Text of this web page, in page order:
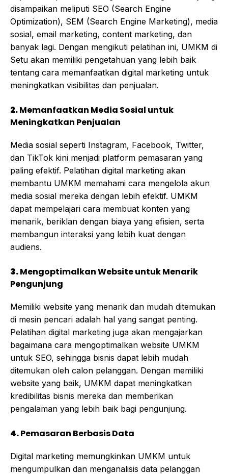
disampaikan meliputi SEO (Search Engine
Optimization), SEM (Search Engine Marketing), media
sosial, email marketing, content marketing, dan
banyak lagi. Dengan mengikuti pelatihan ini, UMKM di
Setu akan memiliki pengetahuan yang lebih baik
tentang cara memanfaatkan digital marketing untuk
meningkatkan visibilitas dan penjualan.
2.Memanfaatkan Media Sosial untuk
Meningkatkan Penjualan
Media sosial seperti Instagram, Facebook, Twitter,
dan TikTok kini menjadi platform pemasaran yang
paling efektif. Pelatihan digital marketing akan
membantu UMKM memahami cara mengelola akun
media sosial mereka dengan lebih efektif. UMKM
dapat mempelajari cara membuat konten yang
menarik, beriklan dengan biaya yang efisien, serta
membangun interaksi yang lebih kuat dengan
audiens.
3.Mengoptimalkan Website untuk Menarik
Pengunjung
Memiliki website yang menarik dan mudah ditemukan
di mesin pencari adalah hal yang sangat penting.
Pelatihan digital marketing juga akan mengajarkan
bagaimana cara mengoptimalkan website UMKM
untuk SEO, sehingga bisnis dapat lebih mudah
ditemukan oleh calon pelanggan. Dengan memiliki
website yang baik, UMKM dapat meningkatkan
kredibilitas bisnis mereka dan memberikan
pengalaman yang lebih baik bagi pengunjung.
4.Pemasaran Berbasis Data
Digital marketing memungkinkan UMKM untuk
mengumpulkan dan menganalisis data pelanggan